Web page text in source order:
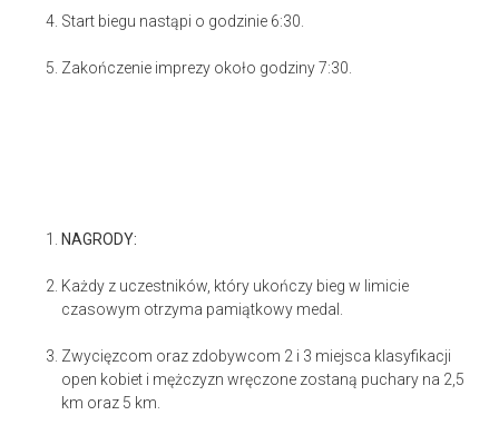
Start biegu nastąpi o godzinie 6:30.
Zakończenie imprezy około godziny 7:30.
NAGRODY:
Każdy z uczestników, który ukończy bieg w limicie
czasowym otrzyma pamiątkowy medal.
Zwycięzcom oraz zdobywcom 2 i 3 miejsca klasyfikacji
open kobiet i mężczyzn wręczone zostaną puchary na 2,5
km oraz 5 km.